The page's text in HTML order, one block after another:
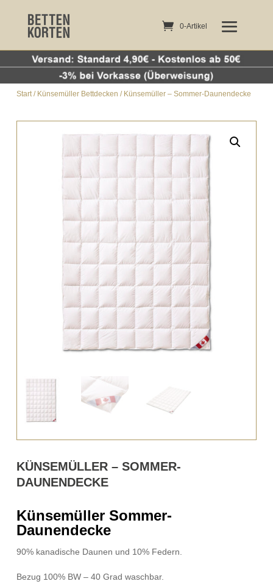
0-Artikel
Start/ Künsemüller Bettdecken / Künsemüller – Sommer-Daunendecke
KÜNSEMÜLLER – SOMMER-
DAUNENDECKE
Künsemüller Sommer-
Daunendecke
90% kanadische Daunen und 10% Federn.
Bezug 100% BW – 40 Grad waschbar.